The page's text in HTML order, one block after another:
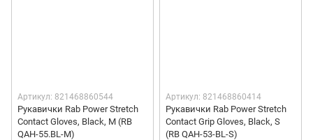
Артикул: 821468860544
Рукавички Rab Power Stretch
Contact Gloves, Black, M (RB
QAH-55.BL-M)
Артикул: 821468860414
Рукавички Rab Power Stretch
Contact Grip Gloves, Black, S
(RB QAH-53-BL-S)